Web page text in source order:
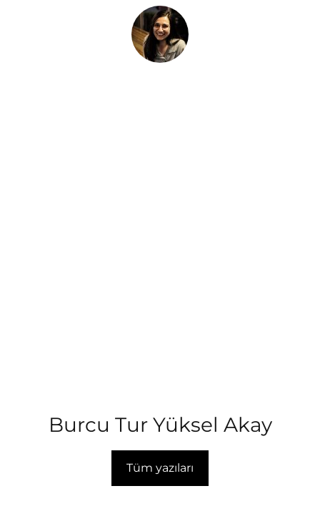
Burcu Tur Yüksel Akay
Tüm yazıları